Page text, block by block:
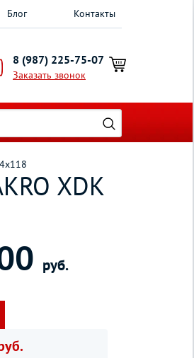
Блог Контакты
8 (987) 225-75-07
Заказать звонок
XDK
руб.